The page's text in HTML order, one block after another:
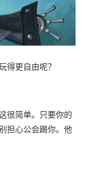
得更自由呢？
很简单。只要你的
担心公会踢你。他